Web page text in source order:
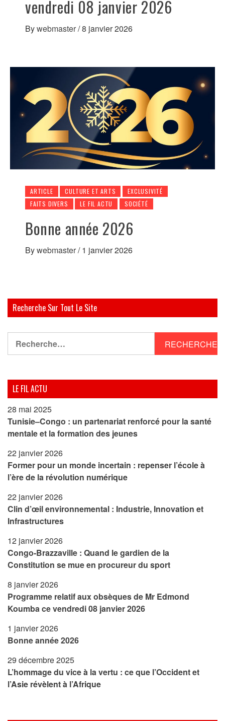
vendredi 08 janvier 2026
Bywebmaster/8 janvier 2026
ARTICLE CULTURE ET ARTS
EXCLUSIVITÉ
FAITS DIVERS
LE FIL ACTU SOCIÉTÉ
Bonne année 2026
Bywebmaster/ 1 janvier 2026
Recherche Sur Tout Le Site
LE FIL ACTU
28 mai 2025
Tunisie–Congo : un partenariat renforcé pour la santé
mentale et la formation des jeunes
22 janvier 2026
Former pour un monde incertain : repenser l’école à
l’ère de la révolution numérique
22 janvier 2026
Clin d’œil environnemental : Industrie, Innovation et
Infrastructures
12 janvier 2026
Congo-Brazzaville : Quand le gardien de la
Constitution se mue en procureur du sport
8 janvier 2026
Programme relatif aux obsèques de Mr Edmond
Koumba ce vendredi 08 janvier 2026
1 janvier 2026
Bonne année 2026
29 décembre 2025
L’hommage du vice à la vertu : ce que l’Occident et
l’Asie révèlent à l’Afrique